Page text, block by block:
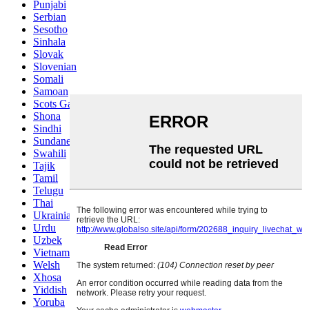
Punjabi
Serbian
Sesotho
Sinhala
Slovak
Slovenian
Somali
Samoan
Scots Gaelic
Shona
Sindhi
Sundanese
Swahili
Tajik
Tamil
Telugu
Thai
Ukrainian
Urdu
Uzbek
Vietnamese
Welsh
Xhosa
Yiddish
Yoruba